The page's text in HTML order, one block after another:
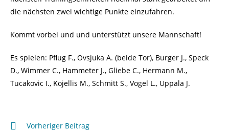
die nächsten zwei wichtige Punkte einzufahren.
Kommt vorbei und und unterstützt unsere Mannschaft!
Es spielen: Pflug F., Ovsjuka A. (beide Tor), Burger J., Speck
D., Wimmer C., Hammeter J., Gliebe C., Hermann M.,
Tucakovic I., Kojellis M., Schmitt S., Vogel L., Uppala J.
WeitereVorheriger Beitrag